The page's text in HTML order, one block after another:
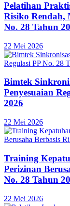
Pelatihan
Risiko Rendah,
No. 28 Tahun
22 Mei 2026
Bimtek
Penyesuaian
2026
22 Mei 2026
Training
Perizinan
No. 28 Tahun
22 Mei 2026